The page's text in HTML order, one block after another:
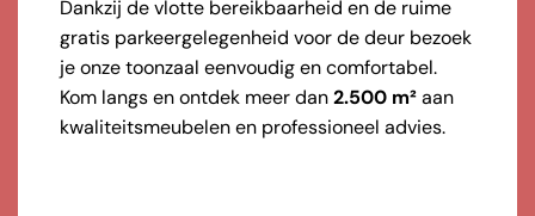
Dankzij de vlotte bereikbaarheid en de ruime
gratis parkeergelegenheid voor de deur bezoek
je onze toonzaal eenvoudig en comfortabel.
Kom langs en ontdek meer dan2.500 m²aan
kwaliteitsmeubelen en professioneel advies.